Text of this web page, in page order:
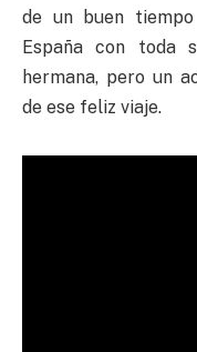
de un buen
España con toda
hermana, pero un
de ese feliz viaje.